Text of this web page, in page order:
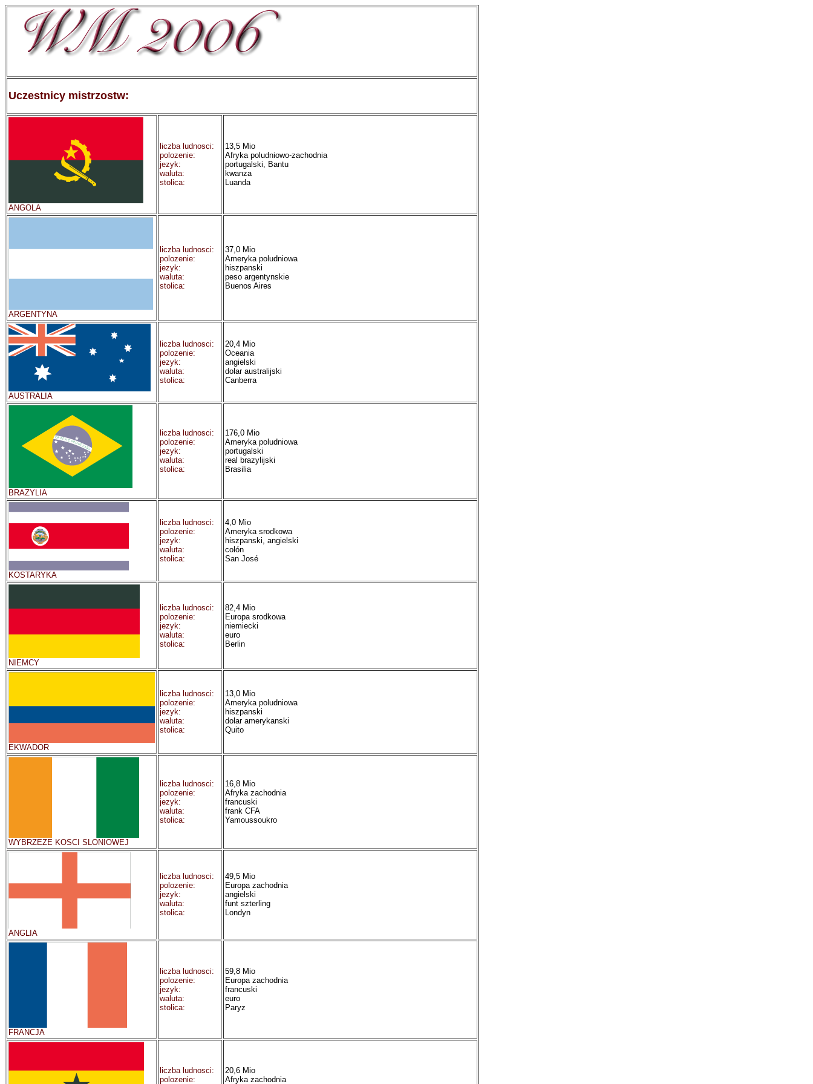
Uczestnicy mistrzostw:
ANGOLA
liczba ludnosci:
polozenie:
jezyk:
waluta:
stolica:
13,5 Mio
Afryka poludniowo-zachodnia
portugalski, Bantu
kwanza
Luanda
ARGENTYNA
liczba ludnosci:
polozenie:
jezyk:
waluta:
stolica:
37,0 Mio
Ameryka poludniowa
hiszpanski
peso argentynskie
Buenos Aires
AUSTRALIA
liczba ludnosci:
polozenie:
jezyk:
waluta:
stolica:
20,4 Mio
Oceania
angielski
dolar australijski
Canberra
BRAZYLIA
liczba ludnosci:
polozenie:
jezyk:
waluta:
stolica:
176,0 Mio
Ameryka poludniowa
portugalski
real brazylijski
Brasilia
KOSTARYKA
liczba ludnosci:
polozenie:
jezyk:
waluta:
stolica:
4,0 Mio
Ameryka srodkowa
hiszpanski, angielski
colón
San José
NIEMCY
liczba ludnosci:
polozenie:
jezyk:
waluta:
stolica:
82,4 Mio
Europa srodkowa
niemiecki
euro
Berlin
EKWADOR
liczba ludnosci:
polozenie:
jezyk:
waluta:
stolica:
13,0 Mio
Ameryka poludniowa
hiszpanski
dolar amerykanski
Quito
WYBRZEZE KOSCI SLONIOWEJ
liczba ludnosci:
polozenie:
jezyk:
waluta:
stolica:
16,8 Mio
Afryka zachodnia
francuski
frank CFA
Yamoussoukro
ANGLIA
liczba ludnosci:
polozenie:
jezyk:
waluta:
stolica:
49,5 Mio
Europa zachodnia
angielski
funt szterling
Londyn
FRANCJA
liczba ludnosci:
polozenie:
jezyk:
waluta:
stolica:
59,8 Mio
Europa zachodnia
francuski
euro
Paryz
liczba ludnosci:
polozenie:
20,6 Mio
Afryka zachodnia